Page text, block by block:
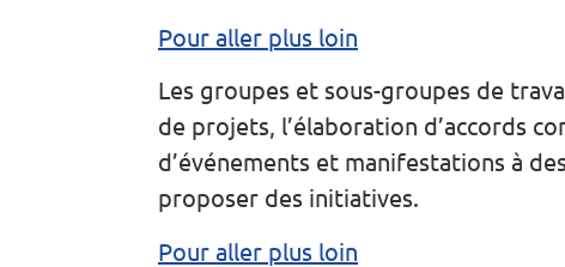
Pour aller plus loin
Les groupes et sous-groupes de
de projets, l’élaboration d’accords
d’événements et manifestations à
proposer des initiatives.
Pour aller plus loin